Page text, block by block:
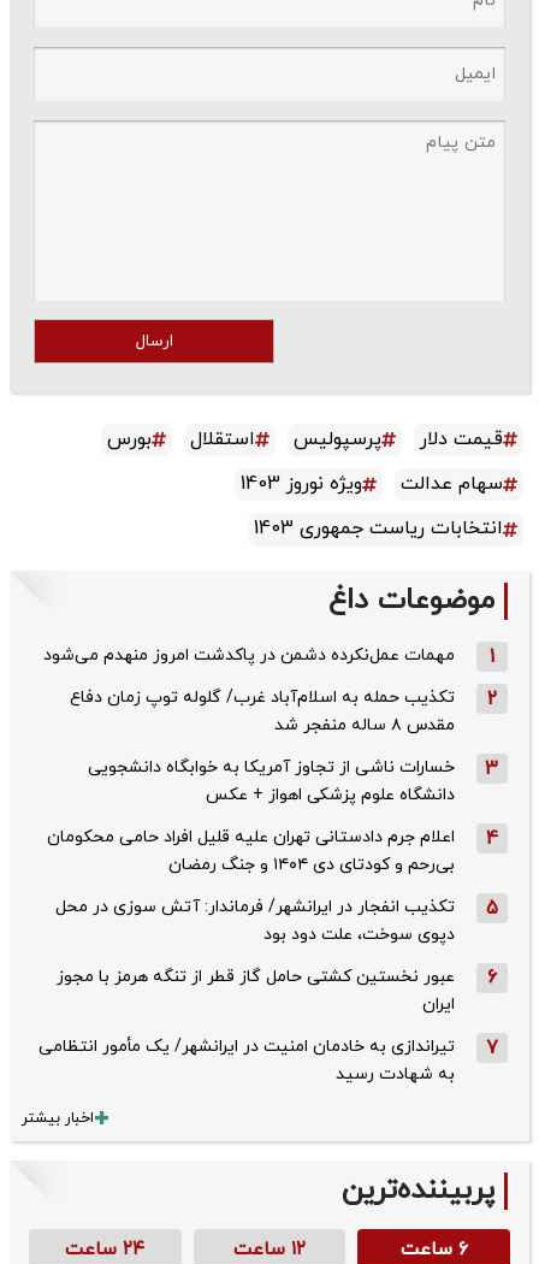
ارسال
قیمت دلار پرسپولیس استقلال
بورس
سهام عدالت
ویژه نوروز 1403
انتخابات ریاست جمهوری 1403
موضوعات داغ
1 مهمات عمل‌نکرده دشمن در پاکدشت امروز منهدم می‌شود
2
تکذیب حمله به اسلام‌آباد غرب/ گلوله توپ زمان دفاع
مقدس ۸ ساله منفجر شد
3
خسارات ناشی از تجاوز آمریکا به خوابگاه دانشجویی
دانشگاه علوم پزشکی اهواز + عکس
4
اعلام جرم دادستانی تهران علیه قلیل افراد حامی محکومان
بی‌رحم و کودتای دی‌ ۱۴۰۴ و جنگ رمضان
5
تکذیب ‌انفجار در ایرانشهر/ فرماندار: آتش سوزی در محل
دپوی سوخت، علت دود بود
6
عبور نخستین کشتی حامل گاز قطر از تنگه هرمز با مجوز
ایران
7
تیراندازی به خادمان امنیت در ایرانشهر/ یک مأمور انتظامی
به شهادت رسید
اخبار بیشتر
پربیننده‌ترین
۶ ساعت ۱۲ ساعت ۲۴ ساعت